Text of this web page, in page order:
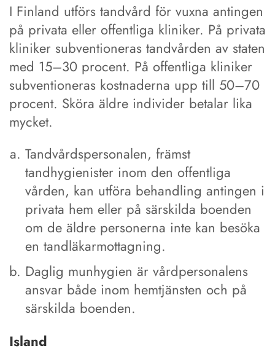
I Finland utförs tandvård för vuxna antingen
på privata eller offentliga kliniker. På privata
kliniker subventioneras tandvården av staten
med 15–30 procent. På offentliga kliniker
subventioneras kostnaderna upp till 50–70
procent. Sköra äldre individer betalar lika
mycket.
Tandvårdspersonalen, främst
tandhygienister inom den offentliga
vården, kan utföra behandling antingen i
privata hem eller på särskilda boenden
om de äldre personerna inte kan besöka
en tandläkarmottagning.
Daglig munhygien är vårdpersonalens
ansvar både inom hemtjänsten och på
särskilda boenden.
Island